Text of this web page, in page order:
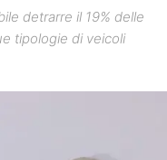
detrarre il 19% delle
tipologie di veicoli